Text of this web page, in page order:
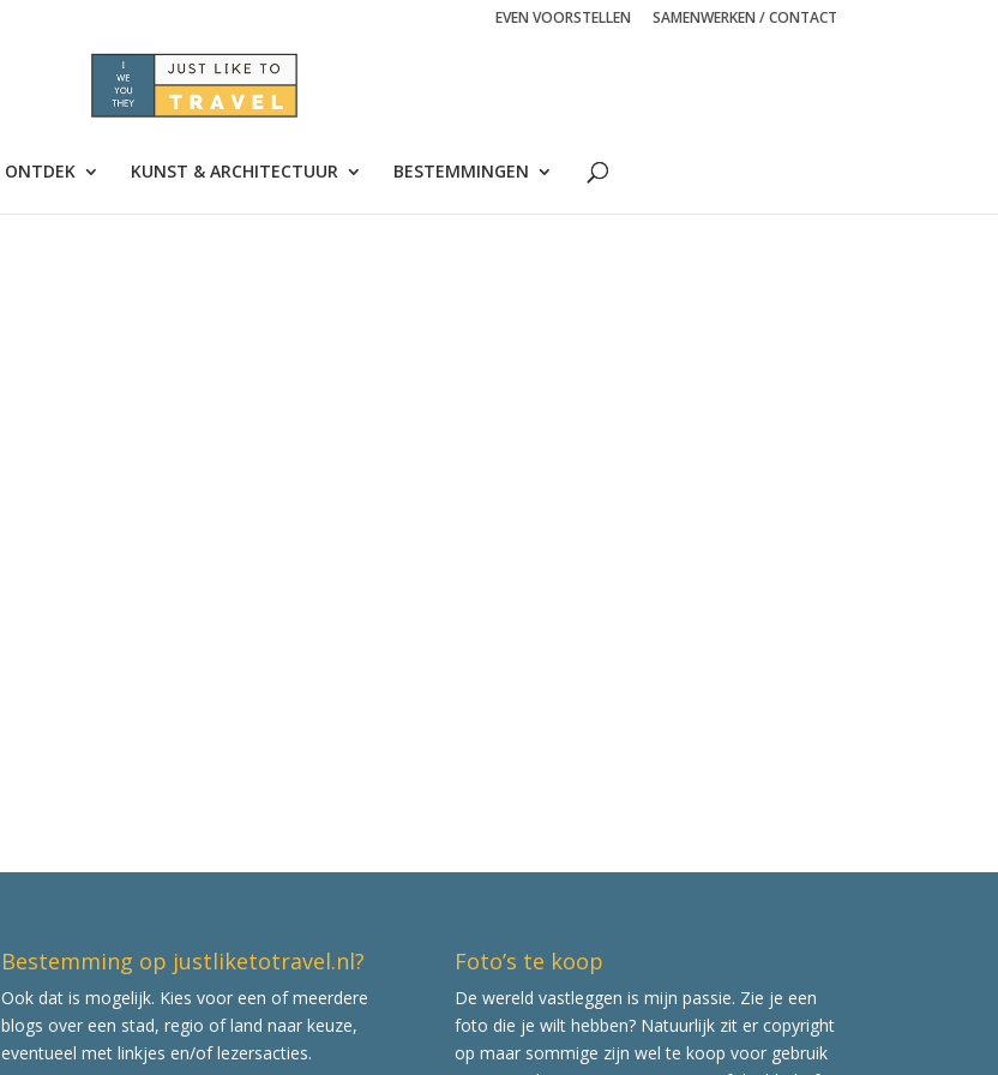
EVEN VOORSTELLEN SAMENWERKEN / CONTACT
ONTDEK KUNST & ARCHITECTUUR BESTEMMINGEN
Bestemming op justliketotravel.nl?
Ook dat is mogelijk. Kies voor een of meerdere
blogs over een stad, regio of land naar keuze,
eventueel met linkjes en/of lezersacties.
Foto’s te koop
De wereld vastleggen is mijn passie. Zie je een
foto die je wilt hebben? Natuurlijk zit er copyright
op maar sommige zijn wel te koop voor gebruik